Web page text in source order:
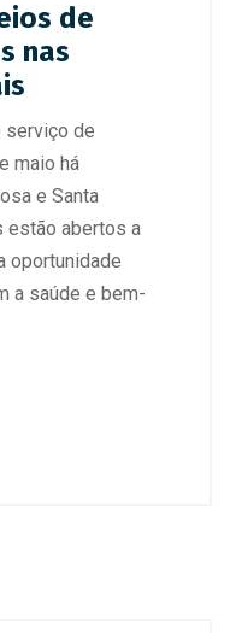
de
nas
serviço de
maio há
e Santa
estão abertos a
oportunidade
a saúde e bem-